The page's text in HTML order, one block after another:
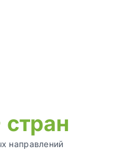
стран
направлений